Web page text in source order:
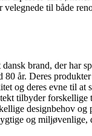
velegnede til både
brand, der har
år. Deres
og deres evne til at
tilbyder forskellige
designbehov og
og miljøvenlige,